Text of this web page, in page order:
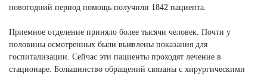
новогодний период помощь получили 1842 пациента.
Приемное отделение приняло более тысячи человек. Почти у
половины осмотренных были выявлены показания для
госпитализации. Сейчас эти пациенты проходят лечение в
стационаре. Большинство обращений связаны с хирургическими